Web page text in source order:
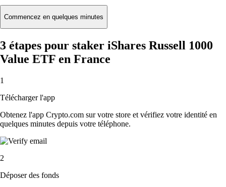
Commencez en quelques minutes
3 étapes pour staker iShares Russell 1000
Value ETF en France
1
Télécharger l'app
Obtenez l'app Crypto.com sur votre store et vérifiez votre identité en
quelques minutes depuis votre téléphone.
2
Déposer des fonds